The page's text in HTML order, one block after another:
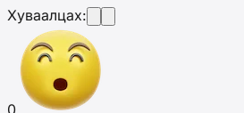
Хуваалцах: